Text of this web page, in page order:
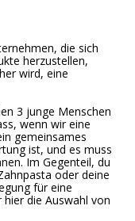
die sich
herzustellen,
wird, eine
3 junge Menschen
wenn wir eine
gemeinsames
ist, und es muss
Im Gegenteil, du
oder deine
für eine
die Auswahl von